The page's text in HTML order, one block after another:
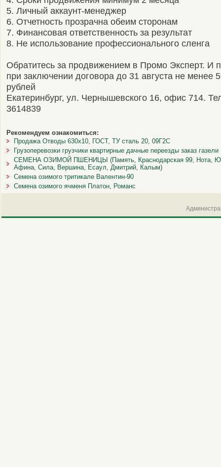
5. Личный аккаунт-менеджер
6. Отчетность прозрачна обеим сторонам
7. Финансовая ответственность за результат
8. Не использование профессионального сленга
Обратитесь за продвижением в Промо Эксперт. И
при заключении договора до 31 августа не менее
рублей
Екатеринбург, ул. Чернышевского 16, офис 714.
3614839
Рекомендуем ознакомиться:
Продажа Отводы 630х10, ГОСТ, ТУ сталь 20, 09Г2С
Грузоперевозки грузчики квартирные дачные переезды заказ газели
СЕМЕНА ОЗИМОЙ ПШЕНИЦЫ (Память, Краснодарская 99, Нота,
Афина, Сила, Вершина, Есаул, Дмитрий, Калым)
Семена озимого тритикале Валентин-90
Семена озимого ячменя Платон, Романс